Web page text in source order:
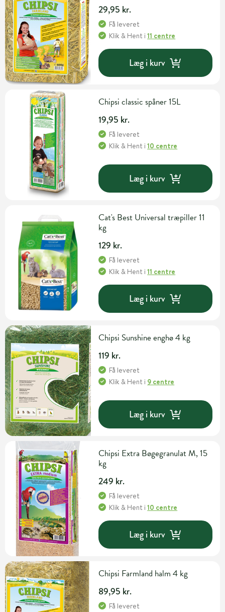
29,95 kr.
Få leveret
Klik & Hent i11 centre
Læg i kurv
Chipsi classic spåner 15L
19,95 kr.
Få leveret
Klik & Hent i10 centre
Læg i kurv
Cat's Best Universal træpiller 11
kg
129 kr.
Få leveret
Klik & Hent i11 centre
Læg i kurv
Chipsi Sunshine enghø 4 kg
119 kr.
Få leveret
Klik & Hent i 9 centre
Læg i kurv
Chipsi Extra Bøgegranulat M, 15
kg
249 kr.
Få leveret
Klik & Hent i10 centre
Læg i kurv
Chipsi Farmland halm 4 kg
89,95 kr.
Få leveret